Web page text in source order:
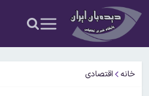
خانه اقتصادی